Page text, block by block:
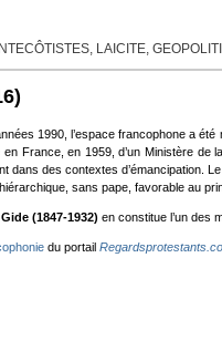
LAICITE,
1990, l’espace francophone a
France, en 1959, d’un Ministère de
dans des contextes d’émancipation.
sans pape, favorable au
(1847-1932) en constitue l’un des
du portail